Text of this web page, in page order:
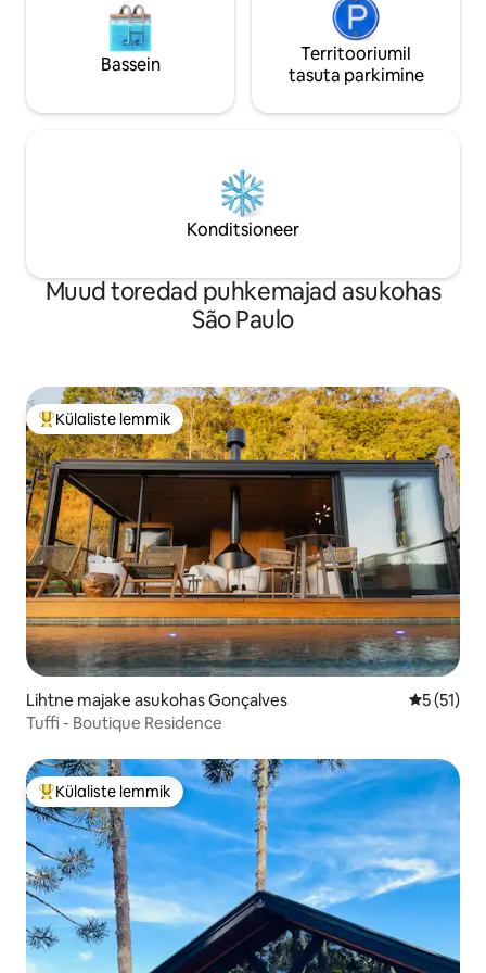
Bassein
Territooriumil
tasuta parkimine
Konditsioneer
Muud toredad puhkemajad asukohas
São Paulo
Külaliste suur lemmik
Külaliste lemmik
Lihtne majake asukohas Gonçalves
5 (51)
Tuffi - Boutique Residence
Külaliste suur lemmik
Külaliste lemmik